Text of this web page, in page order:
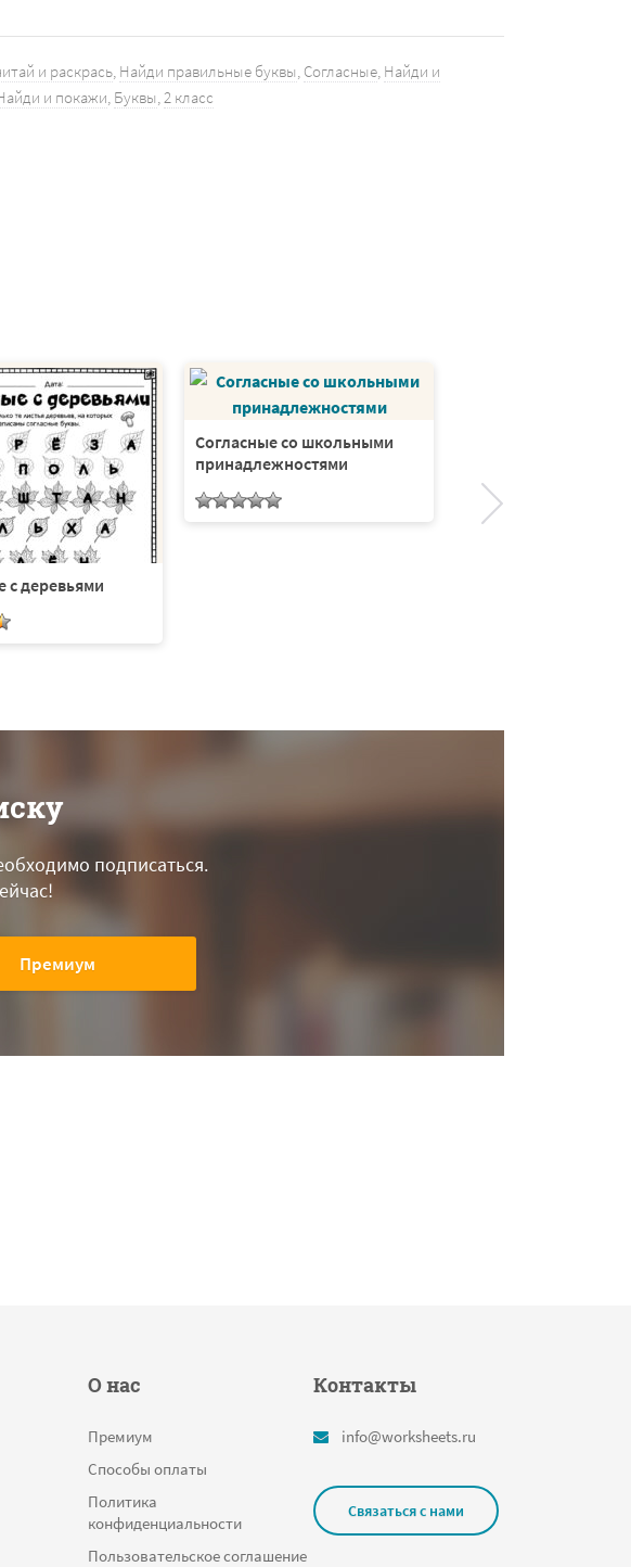
и раскрась, Найди правильные буквы, Согласные, Найди и
и покажи, Буквы,2 класс
с деревьями
Согласные со школьными
принадлежностями
подписаться.
Премиум
О нас
Премиум
Способы оплаты
Политика
конфиденциальности
Пользовательское соглашение
Контакты
info@worksheets.ru
Связаться с нами